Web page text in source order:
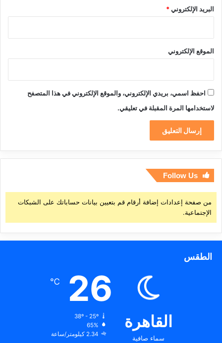
البريد الإلكتروني*
الموقع الإلكتروني
احفظ اسمي، بريدي الإلكتروني، والموقع الإلكتروني في هذا المتصفح
لاستخدامها المرة المقبلة في تعليقي.
Follow Us
من صفحة إعدادات إضافة أرقام قم بتعيين بيانات حساباتك على الشبكات
الإجتماعية.
الطقس
القاهرة
سماء صافية
26
℃
38º - 25º
65%
2.34 كيلومتر/ساعة